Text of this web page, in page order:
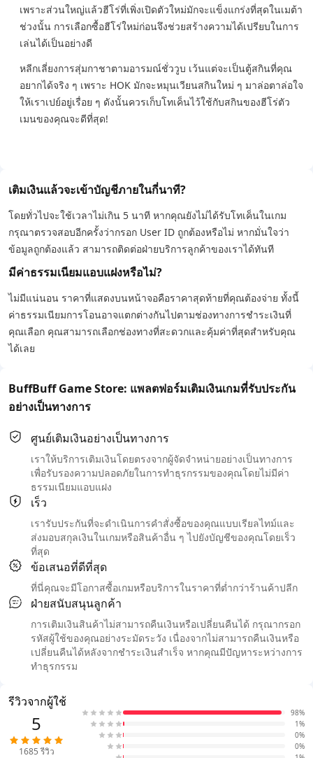
เพราะส่วนใหญ่แล้วฮีโร่ที่เพิ่งเปิดตัวใหม่มักจะแข็งแกร่งที่สุดในเมต้า
ช่วงนั้น การเลือกซื้อฮีโร่ใหม่ก่อนจึงช่วยสร้างความได้เปรียบในการ
เล่นได้เป็นอย่างดี
หลีกเลี่ยงการสุ่มกาชาตามอารมณ์ชั่ววูบ เว้นแต่จะเป็นตู้สกินที่คุณ
อยากได้จริง ๆ เพราะ HOK มักจะหมุนเวียนสกินใหม่ ๆ มาล่อตาล่อใจ
ให้เราเปย์อยู่เรื่อย ๆ ดังนั้นควรเก็บโทเค็นไว้ใช้กับสกินของฮีโร่ตัว
เมนของคุณจะดีที่สุด!
เติมเงินแล้วจะเข้าบัญชีภายในกี่นาที?
โดยทั่วไปจะใช้เวลาไม่เกิน 5 นาที หากคุณยังไม่ได้รับโทเค็นในเกม
กรุณาตรวจสอบอีกครั้งว่ากรอก User ID ถูกต้องหรือไม่ หากมั่นใจว่า
ข้อมูลถูกต้องแล้ว สามารถติดต่อฝ่ายบริการลูกค้าของเราได้ทันที
มีค่าธรรมเนียมแอบแฝงหรือไม่?
ไม่มีแน่นอน ราคาที่แสดงบนหน้าจอคือราคาสุดท้ายที่คุณต้องจ่าย ทั้งนี้
ค่าธรรมเนียมการโอนอาจแตกต่างกันไปตามช่องทางการชำระเงินที่
คุณเลือก คุณสามารถเลือกช่องทางที่สะดวกและคุ้มค่าที่สุดสำหรับคุณ
ได้เลย
BuffBuff Game Store: แพลตฟอร์มเติมเงินเกมที่รับประกัน
อย่างเป็นทางการ
ศูนย์เติมเงินอย่างเป็นทางการ
เราให้บริการเติมเงินโดยตรงจากผู้จัดจำหน่ายอย่างเป็นทางการ
เพื่อรับรองความปลอดภัยในการทำธุรกรรมของคุณโดยไม่มีค่า
ธรรมเนียมแอบแฝง
เร็ว
เรารับประกันที่จะดำเนินการคำสั่งซื้อของคุณแบบเรียลไทม์และ
ส่งมอบสกุลเงินในเกมหรือสินค้าอื่น ๆ ไปยังบัญชีของคุณโดยเร็ว
ที่สุด
ข้อเสนอที่ดีที่สุด
ที่นี่คุณจะมีโอกาสซื้อเกมหรือบริการในราคาที่ต่ำกว่าร้านค้าปลีก
ฝ่ายสนับสนุนลูกค้า
การเติมเงินสินค้าไม่สามารถคืนเงินหรือเปลี่ยนคืนได้ กรุณากรอก
รหัสผู้ใช้ของคุณอย่างระมัดระวัง เนื่องจากไม่สามารถคืนเงินหรือ
เปลี่ยนคืนได้หลังจากชำระเงินสำเร็จ หากคุณมีปัญหาระหว่างการ
ทำธุรกรรม
รีวิวจากผู้ใช้
5
1685รีวิว
98%
1%
0%
0%